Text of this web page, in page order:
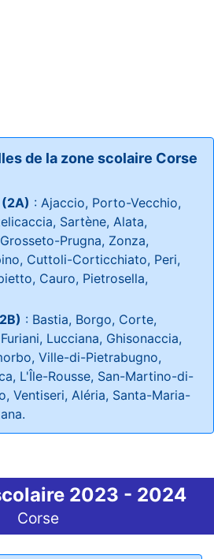
de la zone scolaire Corse
: Ajaccio, Porto-Vecchio,
Sartène, Alata,
Prugna, Zonza,
Cuttoli-Corticchiato, Peri,
Cauro, Pietrosella,
: Bastia, Borgo, Corte,
Lucciana, Ghisonaccia,
Ville-di-Pietrabugno,
L'Île-Rousse, San-Martino-di-
Ventiseri, Aléria, Santa-Maria-
2023 - 2024
Corse